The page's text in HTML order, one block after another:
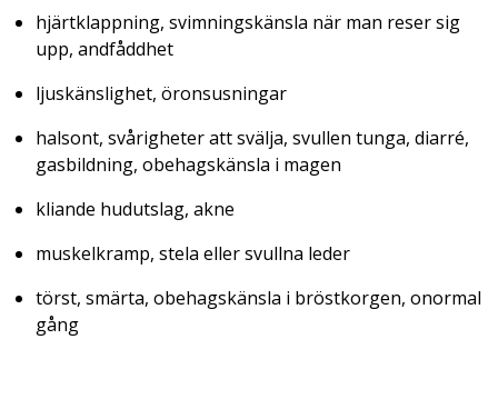
hjärtklappning, svimningskänsla när man reser sig
upp, andfåddhet
ljuskänslighet, öronsusningar
halsont, svårigheter att svälja, svullen tunga, diarré,
gasbildning, obehagskänsla i magen
kliande hudutslag, akne
muskelkramp, stela eller svullna leder
törst, smärta, obehagskänsla i bröstkorgen, onormal
gång